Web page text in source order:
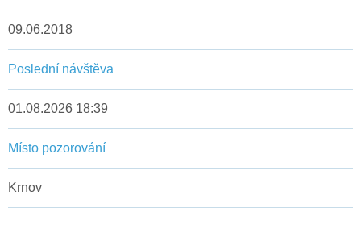
09.06.2018
Poslední návštěva
01.08.2026 18:39
Místo pozorování
Krnov